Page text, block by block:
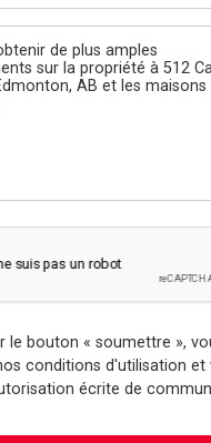
le bouton « soumettre »,
conditions d'utilisation et
écrite de